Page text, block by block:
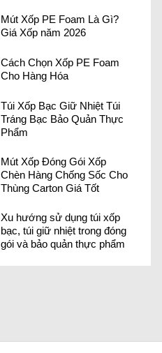
Mút Xốp PE Foam Là Gì?
Giá Xốp năm 2026
Cách Chọn Xốp PE Foam
Cho Hàng Hóa
Túi Xốp Bạc Giữ Nhiệt Túi
Tráng Bạc Bảo Quản Thực
Phẩm
Mút Xốp Đóng Gói Xốp
Chèn Hàng Chống Sốc Cho
Thùng Carton Giá Tốt
Xu hướng sử dụng túi xốp
bạc, túi giữ nhiệt trong đóng
gói và bảo quản thực phẩm